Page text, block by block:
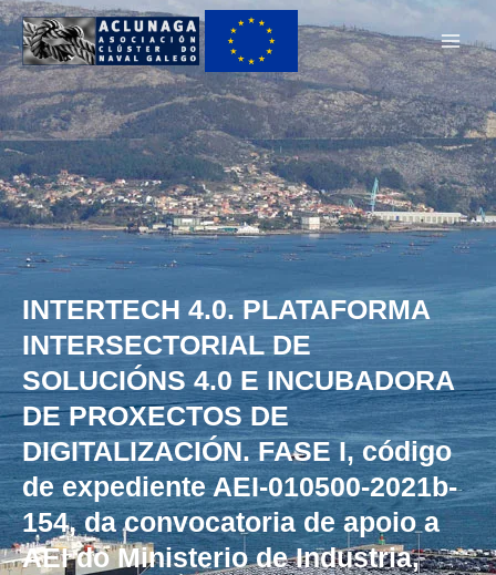
Ir
ao
contido
INTERTECH 4.0. PLATAFORMA
INTERSECTORIAL DE
SOLUCIÓNS 4.0 E INCUBADORA
DE PROXECTOS DE
DIGITALIZACIÓN. FASE I, código
de expediente AEI-010500-2021b-
154, da convocatoria de apoio a
AEI do Ministerio de Industria,